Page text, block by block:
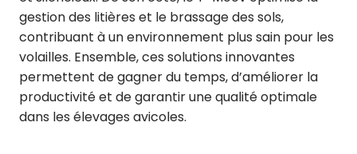
gestion des litières et le brassage des sols,
contribuant à un environnement plus sain pour les
volailles. Ensemble, ces solutions innovantes
permettent de gagner du temps, d’améliorer la
productivité et de garantir une qualité optimale
dans les élevages avicoles.